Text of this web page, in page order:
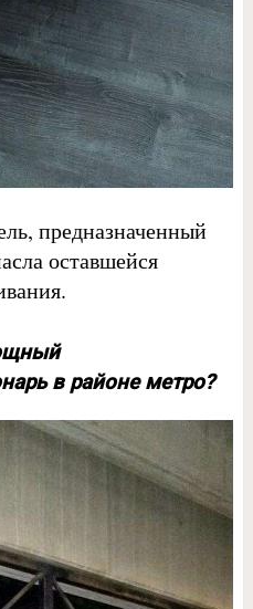
предназначенный
оставшейся
в районе метро?